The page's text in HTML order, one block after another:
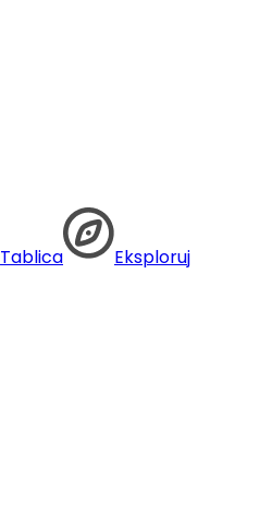
Tablica Eksploruj